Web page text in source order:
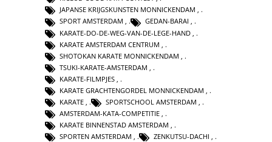
JAPANSE KRIJGSKUNSTEN MONNICKENDAM ,
SPORT AMSTERDAM , GEDAN-BARAI ,
KARATE-DO-DE-WEG-VAN-DE-LEGE-HAND
KARATE AMSTERDAM CENTRUM
SHOTOKAN KARATE MONNICKENDAM
TSUKI-KARATE-AMSTERDAM
KARATE-FILMPJES
KARATE GRACHTENGORDEL MONNICKENDAM
KARATE
SPORTSCHOOL AMSTERDAM
AMSTERDAM-KATA-COMPETITIE
KARATE BINNENSTAD AMSTERDAM ,
SPORTEN AMSTERDAM , ZENKUTSU-DACHI ,